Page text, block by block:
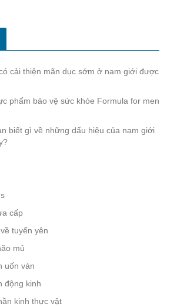
cải thiện mãn dục sớm ở nam giới được
phẩm bảo vệ sức khỏe Formula for men
biết gì về những dấu hiệu của nam giới
cấp
tuyến yên
mủ
uốn ván
động kinh
kinh thực vật